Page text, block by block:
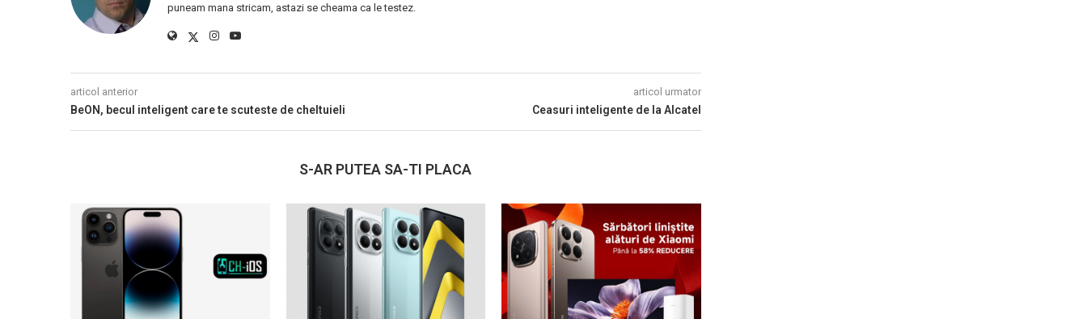
puneam mana stricam, astazi se cheama ca le testez.
articol anterior
BeON, becul inteligent care te scuteste de cheltuieli
articol urmator
Ceasuri inteligente de la Alcatel
S-AR PUTEA SA-TI PLACA